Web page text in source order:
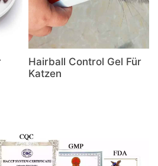
Hairball Control Gel Für
Katzen